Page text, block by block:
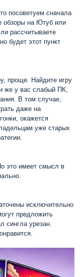
посоветуем сначала
обзоры на Ютуб или
рассчитываете
будет этот пункт
проще. Найдите игру
же у вас слабый ПК,
В том случае,
даже на
окажется
уже старых
это имеет смысл в
исключительно
предложить
сингла урезан.